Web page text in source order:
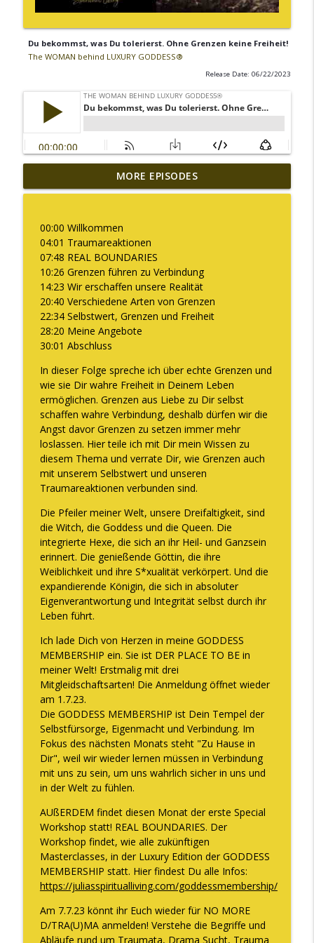
Du bekommst, was Du tolerierst. Ohne Grenzen keine Freiheit!
The WOMAN behind LUXURY GODDESS®
Release Date: 06/22/2023
Warum ich diesen Podcast pausiere
The WOMAN behind LUXURY GODDESS® info_outline
Was es bedeutet "Deine Kapazität zu
erweitern"
The WOMAN behind LUXURY GODDESS®
Embodiment ist für mich kein Trend!
The WOMAN behind LUXURY GODDESS®
DAS verändert sich, wenn Du Deine
Weiblichkeit endlich WIRKLICH lebst
The WOMAN behind LUXURY GODDESS®
info_outline
Wie Frau Sein für Dich purer Reichtum
The WOMAN behind LUXURY GODDESS®
info_outline
Du brauchst mehr männliche Energie
The WOMAN behind LUXURY GODDESS®
Der Nr. 1 Grund, warum Du Dich wertlos
fühlst und wie Du das ab sofort ändern
kannst
The WOMAN behind LUXURY GODDESS®
info_outline
DER energetische Shift, um 10.000€,
100.000€ oder auch die 1 Million Marke
The WOMAN behind LUXURY GODDESS®
Warum Vertrauen aufbauen keine Zeit
braucht und WAS Vertrauen WIRKLICH ist
The WOMAN behind LUXURY GODDESS®
info_outline
Die Situation in Deutschland und wie Du
dort glücklich sein kannst
The WOMAN behind LUXURY GODDESS®
MORE EPISODES
00:00 Willkommen
04:01 Traumareaktionen
07:48 REAL BOUNDARIES
10:26 Grenzen führen zu Verbindung
14:23 Wir erschaffen unsere Realität
20:40 Verschiedene Arten von Grenzen
22:34 Selbstwert, Grenzen und Freiheit
28:20 Meine Angebote
30:01 Abschluss
In dieser Folge spreche ich über echte Grenzen und
wie sie Dir wahre Freiheit in Deinem Leben
ermöglichen. Grenzen aus Liebe zu Dir selbst
schaffen wahre Verbindung, deshalb dürfen wir die
Angst davor Grenzen zu setzen immer mehr
loslassen. Hier teile ich mit Dir mein Wissen zu
diesem Thema und verrate Dir, wie Grenzen auch
mit unserem Selbstwert und unseren
Traumareaktionen verbunden sind.
Die Pfeiler meiner Welt, unsere Dreifaltigkeit, sind
die Witch, die Goddess und die Queen. Die
integrierte Hexe, die sich an ihr Heil- und Ganzsein
erinnert. Die genießende Göttin, die ihre
Weiblichkeit und ihre S*xualität verkörpert. Und die
expandierende Königin, die sich in absoluter
Eigenverantwortung und Integrität selbst durch ihr
Leben führt.
Ich lade Dich von Herzen in meine GODDESS
MEMBERSHIP ein. Sie ist DER PLACE TO BE in
meiner Welt! Erstmalig mit drei
Mitgleidschaftsarten! Die Anmeldung öffnet wieder
am 1.7.23.
Die GODDESS MEMBERSHIP ist Dein Tempel der
Selbstfürsorge, Eigenmacht und Verbindung. Im
Fokus des nächsten Monats steht "Zu Hause in
Dir", weil wir wieder lernen müssen in Verbindung
mit uns zu sein, um uns wahrlich sicher in uns und
in der Welt zu fühlen.
AUßERDEM findet diesen Monat der erste Special
Workshop statt! REAL BOUNDARIES. Der
Workshop findet, wie alle zukünftigen
Masterclasses, in der Luxury Edition der GODDESS
MEMBERSHIP statt. Hier findest Du alle Infos:
https://juliasspiritualliving.com/goddessmembership/
Am 7.7.23 könnt ihr Euch wieder für NO MORE
D/TRA(U)MA anmelden! Verstehe die Begriffe und
Abläufe rund um Traumata, Drama Sucht, Trauma